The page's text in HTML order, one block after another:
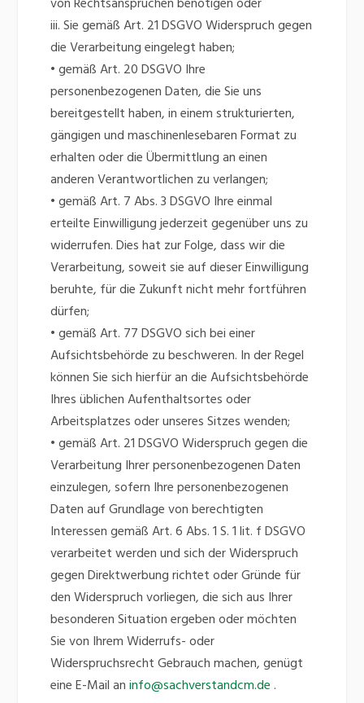
iii. Sie gemäß Art. 21 DSGVO Widerspruch gegen
die Verarbeitung eingelegt haben;
• gemäß Art. 20 DSGVO Ihre
personenbezogenen Daten, die Sie uns
bereitgestellt haben, in einem strukturierten,
gängigen und maschinenlesebaren Format zu
erhalten oder die Übermittlung an einen
anderen Verantwortlichen zu verlangen;
• gemäß Art. 7 Abs. 3 DSGVO Ihre einmal
erteilte Einwilligung jederzeit gegenüber uns zu
widerrufen. Dies hat zur Folge, dass wir die
Verarbeitung, soweit sie auf dieser Einwilligung
beruhte, für die Zukunft nicht mehr fortführen
dürfen;
• gemäß Art. 77 DSGVO sich bei einer
Aufsichtsbehörde zu beschweren. In der Regel
können Sie sich hierfür an die Aufsichtsbehörde
Ihres üblichen Aufenthaltsortes oder
Arbeitsplatzes oder unseres Sitzes wenden;
• gemäß Art. 21 DSGVO Widerspruch gegen die
Verarbeitung Ihrer personenbezogenen Daten
einzulegen, sofern Ihre personenbezogenen
Daten auf Grundlage von berechtigten
Interessen gemäß Art. 6 Abs. 1 S. 1 lit. f DSGVO
verarbeitet werden und sich der Widerspruch
gegen Direktwerbung richtet oder Gründe für
den Widerspruch vorliegen, die sich aus Ihrer
besonderen Situation ergeben oder möchten
Sie von Ihrem Widerrufs- oder
Widerspruchsrecht Gebrauch machen, genügt
eine E-Mail aninfo@sachverstandcm.de .